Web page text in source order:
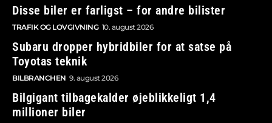
Disse biler er farligst – for andre bilister
TRAFIK OG LOVGIVNING 10. august 2026
Subaru dropper hybridbiler for at satse på
Toyotas teknik
BILBRANCHEN 9. august 2026
Bilgigant tilbagekalder øjeblikkeligt 1,4
millioner biler